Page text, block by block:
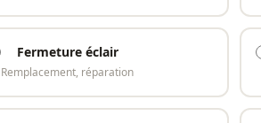
Fermeture éclair
Remplacement, réparation